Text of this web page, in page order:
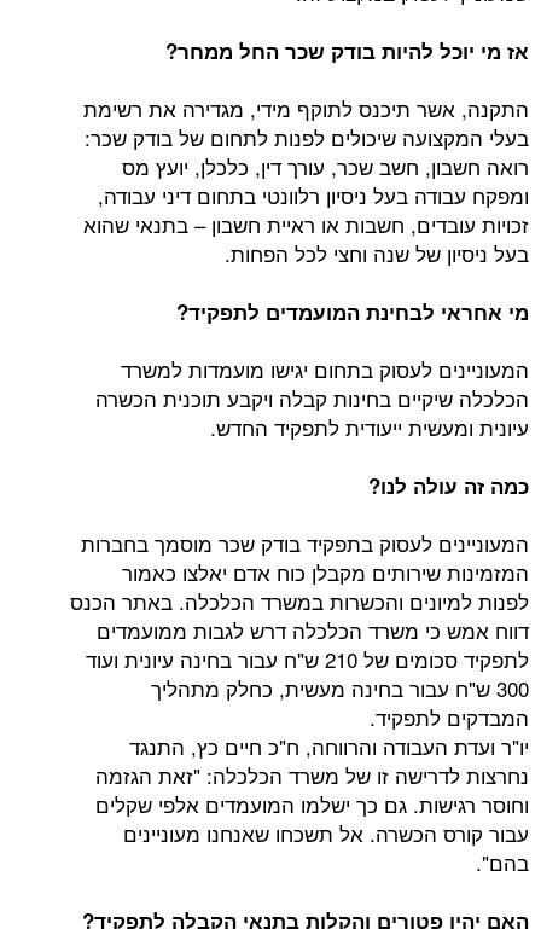
להיות בודק שכר החל ממחר?
תיכנס לתוקף מידי, מגדירה את רשימת
שיכולים לפנות לתחום של בודק שכר:
חשב שכר, עורך דין, כלכלן, יועץ מס
בעל ניסיון רלוונטי בתחום דיני עבודה,
חשבות או ראיית חשבון – בתנאי שהוא
של שנה וחצי לכל הפחות.
לבחינת המועמדים לתפקיד?
לעסוק בתחום יגישו מועמדות למשרד
בחינות קבלה ויקבע תוכנית הכשרה
ייעודית לתפקיד החדש.
לנו?
לעסוק בתפקיד בודק שכר מוסמך בחברות
מקבלן כוח אדם יאלצו כאמור
והכשרות במשרד הכלכלה. באתר הכנס
משרד הכלכלה דרש לגבות ממועמדים
לתפקיד סכומים של 210 ש"ח עבור בחינה עיונית ועוד
עבור בחינה מעשית, כחלק מתהליך
והרווחה, ח"כ חיים כץ, התנגד
זו של משרד הכלכלה: "זאת הגזמה
גם כך ישלמו המועמדים אלפי שקלים
הכשרה. אל תשכחו שאנחנו מעוניינים
פטורים והקלות בתנאי הקבלה לתפקיד?